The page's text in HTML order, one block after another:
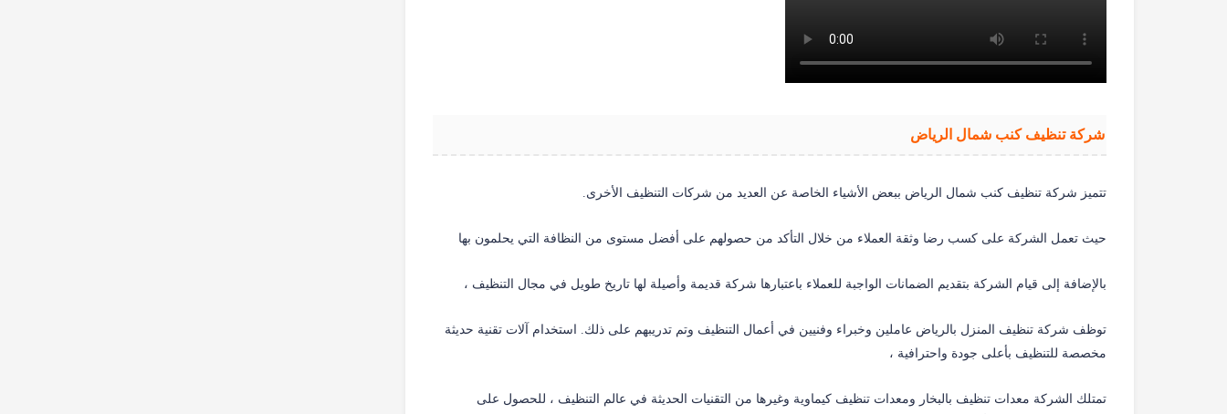
شركة تنظيف كنب شمال الرياض
تتميز شركة تنظيف كنب شمال الرياض ببعض الأشياء الخاصة عن العديد من شركات التنظيف الأخرى.
حيث تعمل الشركة على كسب رضا وثقة العملاء من خلال التأكد من حصولهم على أفضل مستوى من النظافة التي يحلمون بها
بالإضافة إلى قيام الشركة بتقديم الضمانات الواجبة للعملاء باعتبارها شركة قديمة وأصيلة لها تاريخ طويل في مجال التنظيف ،
توظف شركة تنظيف المنزل بالرياض عاملين وخبراء وفنيين في أعمال التنظيف وتم تدريبهم على ذلك. استخدام آلات تقنية حديثة
مخصصة للتنظيف بأعلى جودة واحترافية ،
تمتلك الشركة معدات تنظيف بالبخار ومعدات تنظيف كيماوية وغيرها من التقنيات الحديثة في عالم التنظيف ، للحصول على